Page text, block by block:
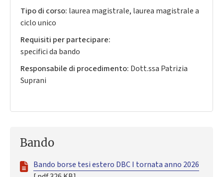
Tipo di corso: laurea magistrale, laurea magistrale a
ciclo unico
Requisiti per partecipare:
specifici da bando
Responsabile di procedimento: Dott.ssa Patrizia
Suprani
Bando
Bando borse tesi estero DBC I tornata anno 2026